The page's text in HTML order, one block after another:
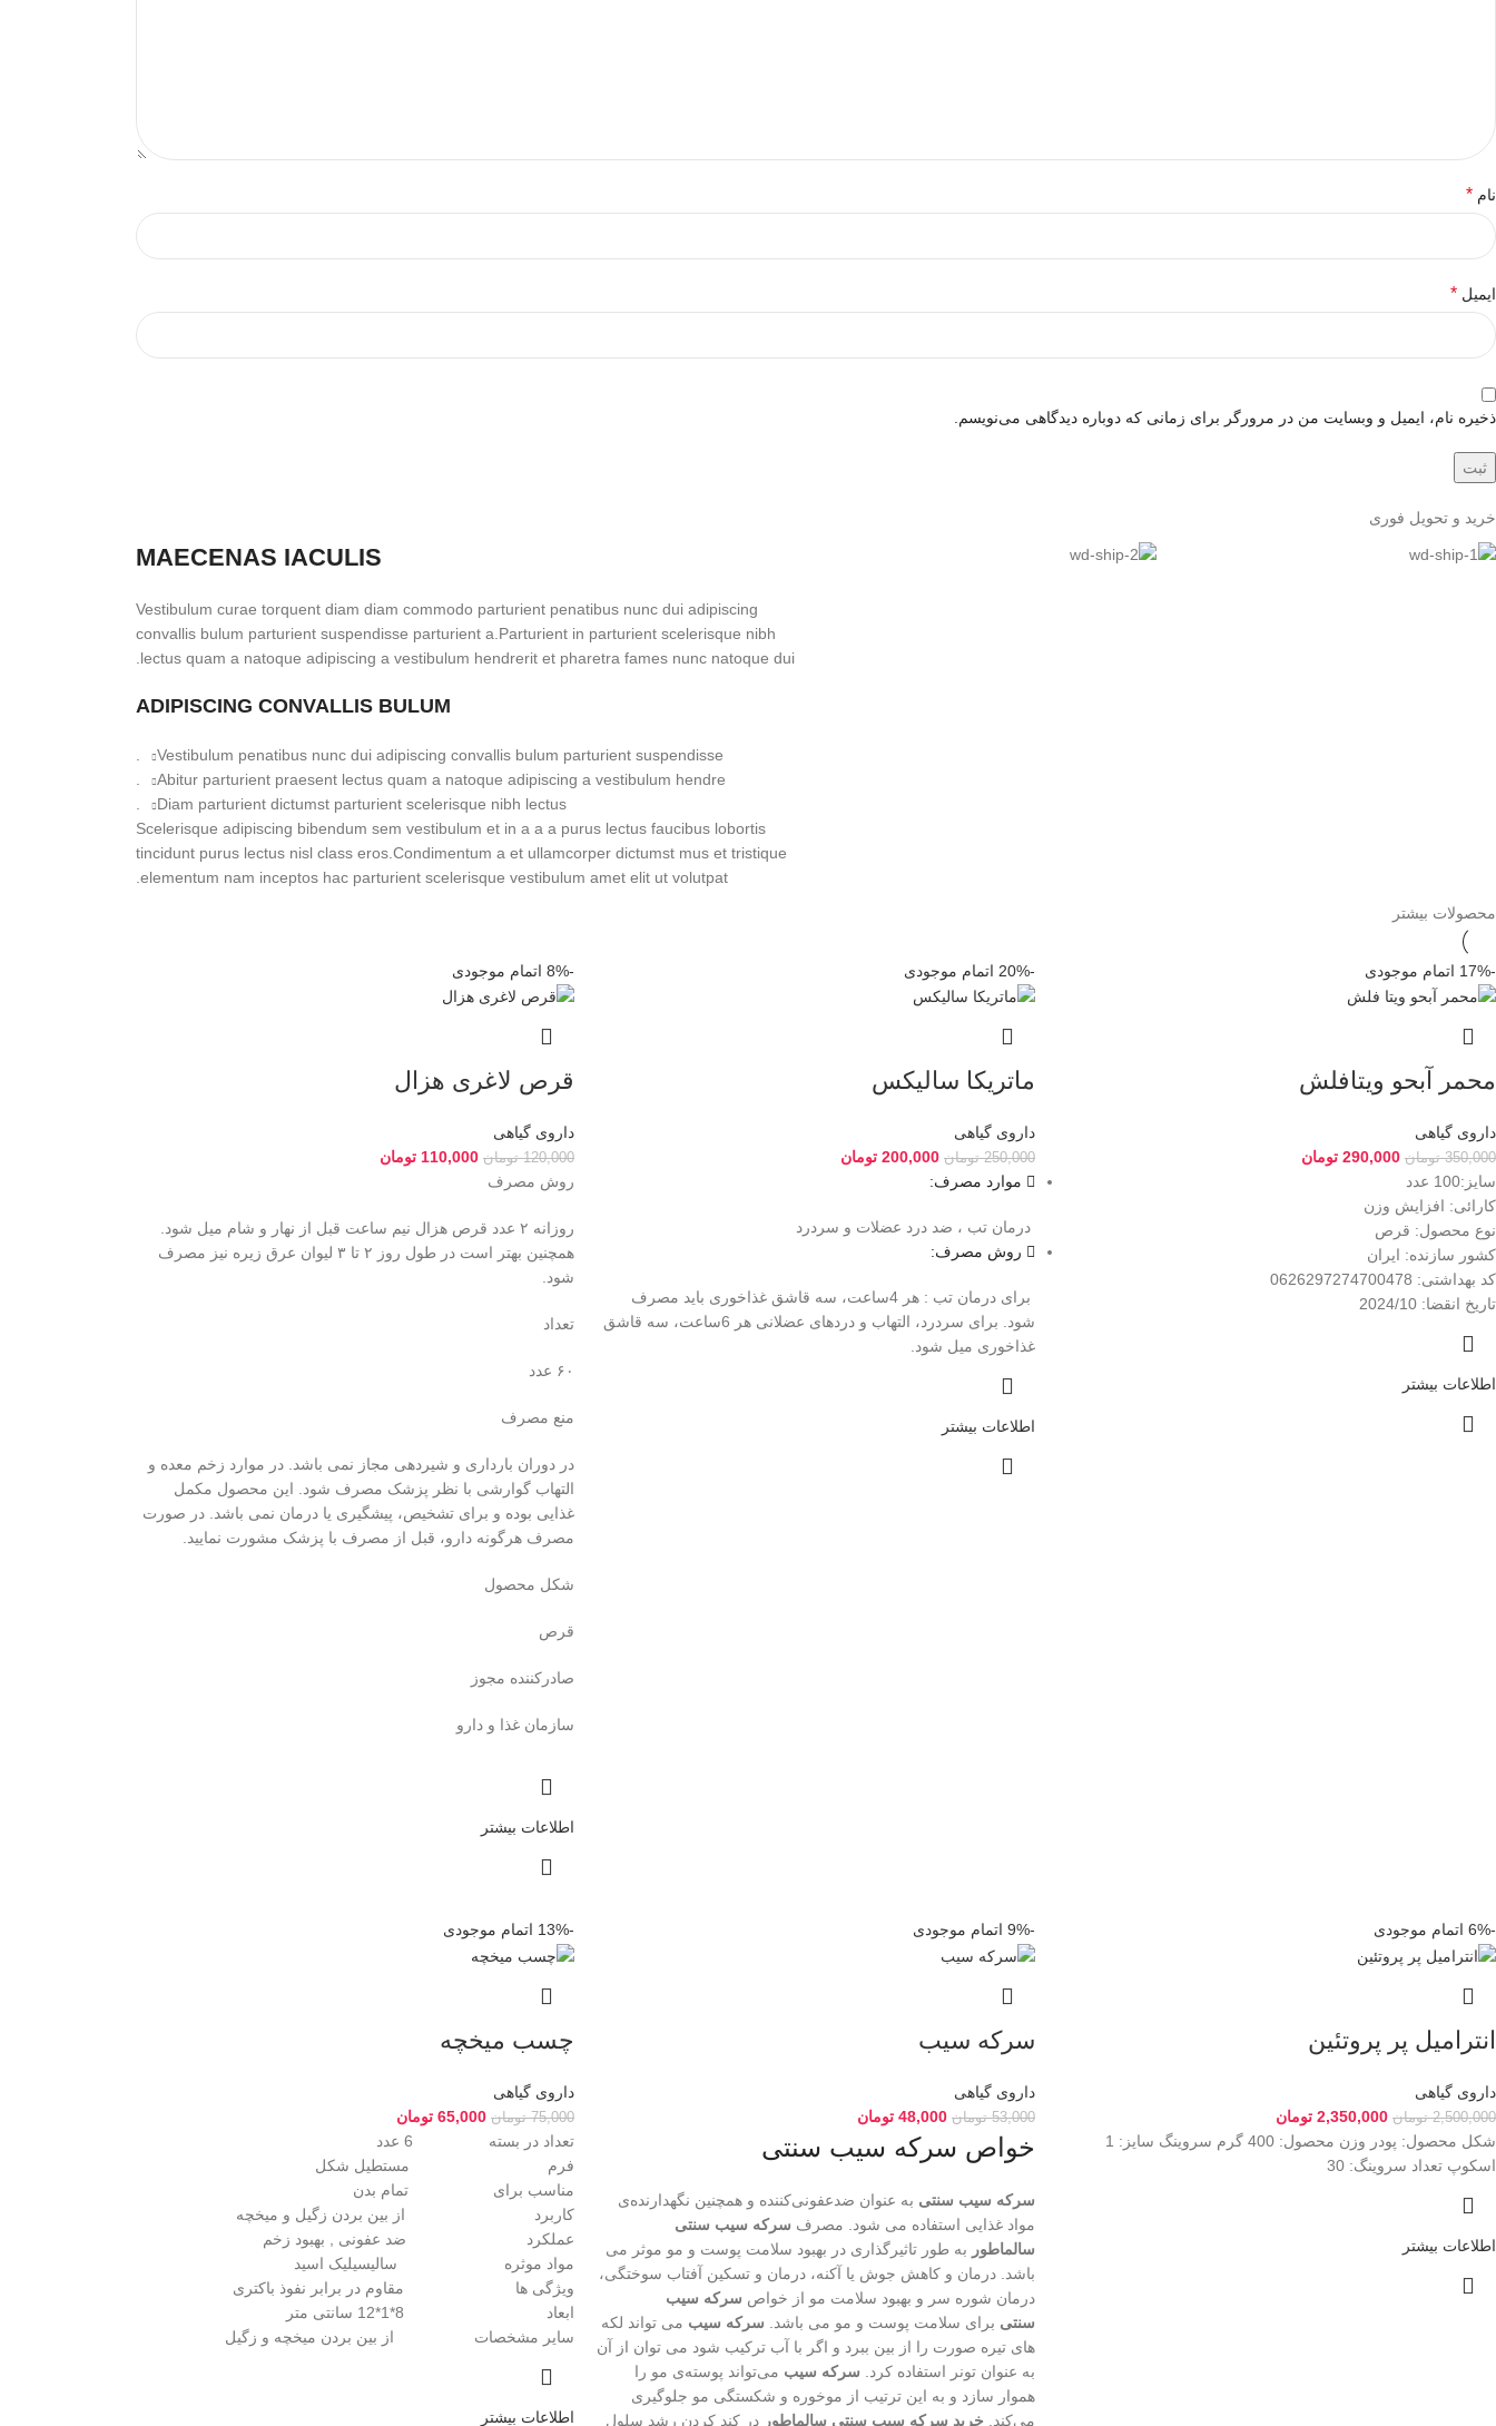
نام *
ایمیل *
ذخیره نام، ایمیل و وبسایت من در مرورگر برای زمانی که دوباره دیدگاهی می‌نویسم.
خرید و تحویل فوری
MAECENAS IACULIS
Vestibulum curae torquent diam diam commodo parturient penatibus nunc dui adipiscing
convallis bulum parturient suspendisse parturient a.Parturient in parturient scelerisque nibh
lectus quam a natoque adipiscing a vestibulum hendrerit et pharetra fames nunc natoque dui.
ADIPISCING CONVALLIS BULUM
Vestibulum penatibus nunc dui adipiscing convallis bulum parturient suspendisse.
Abitur parturient praesent lectus quam a natoque adipiscing a vestibulum hendre.
Diam parturient dictumst parturient scelerisque nibh lectus.
Scelerisque adipiscing bibendum sem vestibulum et in a a a purus lectus faucibus lobortis
tincidunt purus lectus nisl class eros.Condimentum a et ullamcorper dictumst mus et tristique
elementum nam inceptos hac parturient scelerisque vestibulum amet elit ut volutpat.
محصولات بیشتر
-17% اتمام موجودی
محمر آبحو ویتافلش
داروی گیاهی
350,000 تومان 290,000 تومان
سایز:100 عدد
کارائی: افزایش وزن
نوع محصول: قرص
کشور سازنده: ایران
کد بهداشتی: 0626297274700478
تاریخ انقضا: 2024/10
اطلاعات بیشتر
-20% اتمام موجودی
ماتریکا سالیکس
داروی گیاهی
250,000 تومان 200,000 تومان
موارد مصرف:
درمان تب‌ ، ضد درد عضلات و سردرد
روش مصرف:
برای درمان تب : هر 4ساعت، سه قاشق غذاخوری باید مصرف
شود. برای سردرد، التهاب و دردهای عضلانی هر 6ساعت، سه قاشق
غذاخوری میل شود.
اطلاعات بیشتر
-8% اتمام موجودی
قرص لاغری هزال
داروی گیاهی
120,000 تومان 110,000 تومان
روش مصرف
روزانه ۲ عدد قرص هزال نیم ساعت قبل از نهار و شام میل شود.
همچنین بهتر است در طول روز ۲ تا ۳ لیوان عرق زیره نیز مصرف
شود.
تعداد
۶۰ عدد
منع مصرف
در دوران بارداری و شیردهی مجاز نمی باشد. در موارد زخم معده و
التهاب گوارشی با نظر پزشک مصرف شود. این محصول مکمل
غذایی بوده و برای تشخیص، پیشگیری یا درمان نمی باشد. در صورت
مصرف هرگونه دارو، قبل از مصرف با پزشک مشورت نمایید.
شکل محصول
قرص
صادرکننده مجوز
سازمان غذا و دارو
اطلاعات بیشتر
-6% اتمام موجودی
انترامیل پر پروتئین
داروی گیاهی
2,500,000 تومان 2,350,000 تومان
شکل محصول: پودر وزن محصول: 400 گرم سروینگ سایز: 1
اسکوپ تعداد سروینگ: 30
اطلاعات بیشتر
-9% اتمام موجودی
سرکه سیب
داروی گیاهی
53,000 تومان 48,000 تومان
خواص سرکه سیب سنتی
سرکه سیب سنتی به عنوان ضدعفونی‌کننده و همچنین نگهدارنده‌ی
مواد غذایی استفاده می شود. مصرف سرکه سیب سنتی
سالماطور به طور تاثیرگذاری در بهبود سلامت پوست و مو موثر می
باشد. درمان و کاهش جوش یا آکنه، درمان و تسکین آفتاب سوختگی،
درمان شوره سر و بهبود سلامت مو از خواص سرکه سیب
سنتی برای سلامت پوست و مو می باشد. سرکه سیب می تواند لکه
های تیره صورت را از بین ببرد و اگر با آب ترکیب شود می توان از آن
به عنوان تونر استفاده کرد. سرکه‌ سیب می‌تواند پوسته‌ی مو را
هموار سازد و به این ترتیب از موخوره و شکستگی مو جلوگیری
می‌کند. خرید سرکه سیب سنتی سالماطور در کند کردن رشد سلول
-13% اتمام موجودی
چسب میخچه
داروی گیاهی
75,000 تومان 65,000 تومان
تعداد در بسته 6 عدد
فرم مستطیل شکل
مناسب برای تمام بدن
کاربرد از بین بردن زگیل و میخچه
عملکرد ضد عفونی , بهبود زخم
مواد موثره سالیسیلیک اسید
ویژگی ها مقاوم در برابر نفوذ باکتری
ابعاد 8*1*12 سانتی متر
سایر مشخصات از بین بردن میخچه و زگیل
اطلاعات بیشتر